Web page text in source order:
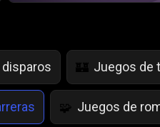
🏰 Juegos de
🧩 Juegos de